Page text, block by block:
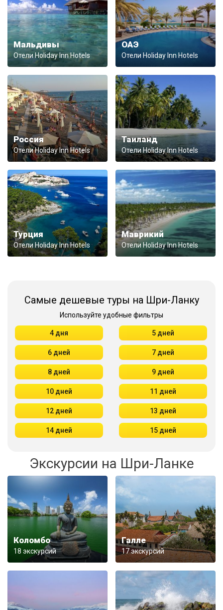
Мальдивы
Отели Holiday Inn Hotels
ОАЭ
Отели Holiday Inn Hotels
Россия
Отели Holiday Inn Hotels
Таиланд
Отели Holiday Inn Hotels
Турция
Отели Holiday Inn Hotels
Маврикий
Отели Holiday Inn Hotels
Самые дешевые туры на Шри-Ланку
Используйте удобные фильтры
4 дня 5 дней
6 дней 7 дней
8 дней 9 дней
10 дней 11 дней
12 дней 13 дней
14 дней 15 дней
Экскурсии на Шри-Ланке
Коломбо
18 экскурсий
Галле
17 экскурсий